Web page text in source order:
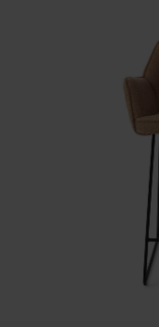
Make-up tafels